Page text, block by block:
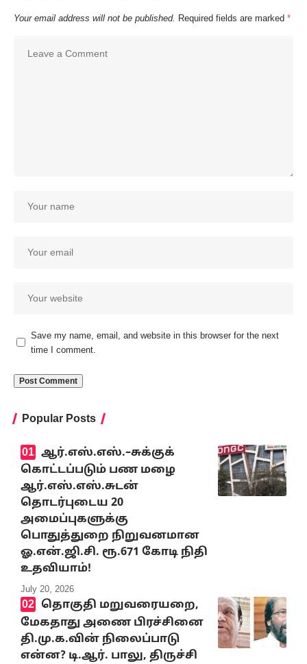
Your email address will not be published. Required fields are marked *
Save my name, email, and website in this browser for the next
time I comment.
Popular Posts
ஆர்.எஸ்.எஸ்.–சுக்குக்
கொட்டப்படும் பண மழை
ஆர்.எஸ்.எஸ்.சுடன்
தொடர்புடைய 20
அமைப்புகளுக்கு
பொதுத்துறை நிறுவனமான
ஓ.என்.ஜி.சி. ரூ.671 கோடி நிதி
உதவியாம்!
July 20, 2026
தொகுதி மறுவரையறை,
மேகதாது அணை பிரச்சினை
தி.மு.க.வின் நிலைப்பாடு
என்ன? டி.ஆர். பாலு, திருச்சி